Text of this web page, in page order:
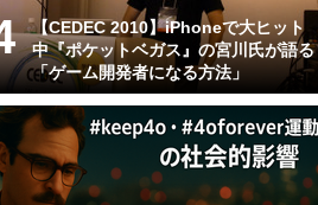
【CEDEC 2010】iPhoneで大ヒット
中『ポケットベガス』の宮川氏が語る
「ゲーム開発者になる方法」